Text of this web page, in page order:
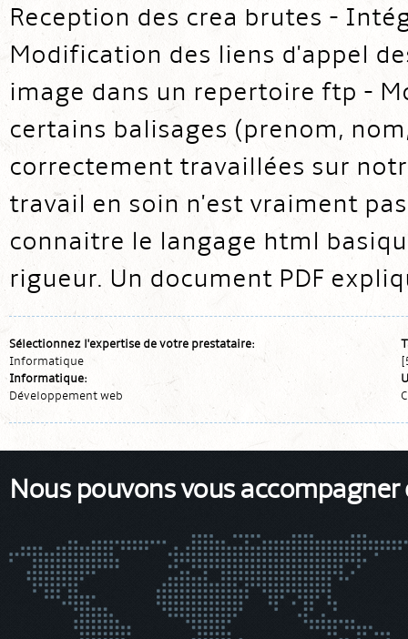
Reception des crea brutes -
Modification des liens d'appel
image dans un repertoire ftp -
certains balisages (prenom,
correctement travaillées sur
travail en soin n'est vraiment
connaitre le langage html
rigueur. Un document PDF
Sélectionnez l'expertise de votre prestataire:
Informatique
Informatique:
Développement web
Nous pouvons vous accompagner